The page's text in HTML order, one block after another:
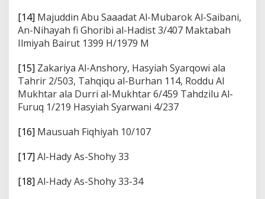
[14] Majuddin Abu Saaadat Al-Mubarok Al-Saibani,
An-Nihayah fi Ghoribi al-Hadist 3/407 Maktabah
Ilmiyah Bairut 1399 H/1979 M
[15] Zakariya Al-Anshory, Hasyiah Syarqowi ala
Tahrir 2/503, Tahqiqu al-Burhan 114, Roddu Al
Mukhtar ala Durri al-Mukhtar 6/459 Tahdzilu Al-
Furuq 1/219 Hasyiah Syarwani 4/237
[16] Mausuah Fiqhiyah 10/107
[17] Al-Hady As-Shohy 33
[18] Al-Hady As-Shohy 33-34